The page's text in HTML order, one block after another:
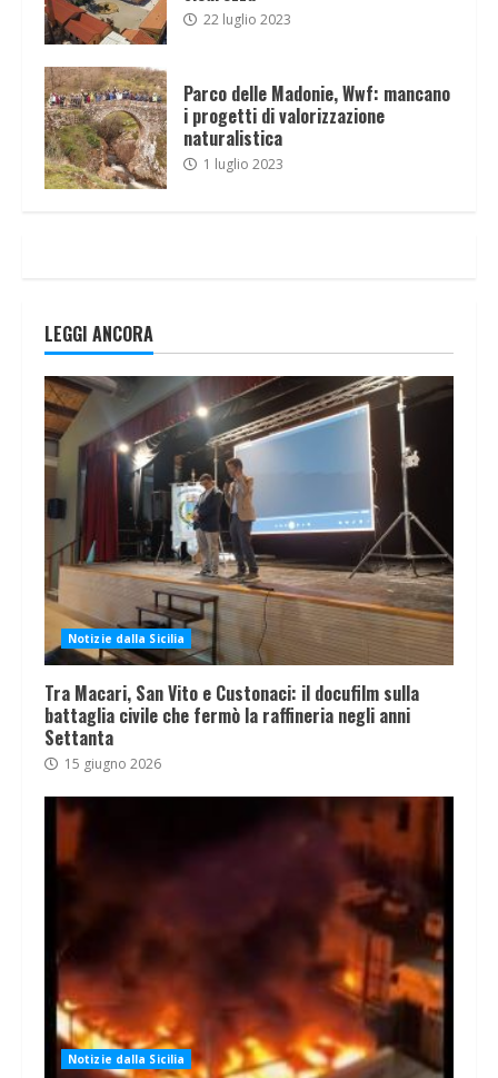
22 luglio 2023
Parco delle Madonie, Wwf: mancano
i progetti di valorizzazione
naturalistica
1 luglio 2023
LEGGI ANCORA
Notizie dalla Sicilia
Tra Macari, San Vito e Custonaci: il docufilm sulla
battaglia civile che fermò la raffineria negli anni
Settanta
15 giugno 2026
Notizie dalla Sicilia